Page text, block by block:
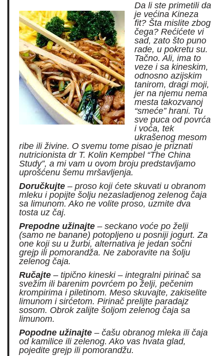
Da li ste primetili da
je većina Kineza
fit? Šta mislite zbog
čega? Rećićete vi
sad, zato što puno
rade, u pokretu su.
Tačno. Ali, ima to
veze i sa kineskim,
odnosno azijskim
tanirom, dragi moji,
jer na njemu nema
mesta takozvanoj
“smeće” hrani. Tu
sve puca od povrća
i voća, tek
ukrašenog mesom
ribe ili živine. O svemu tome pisao je priznati
nutricionista dr T. Kolin Kempbel “The China
Study”, a mi vam u ovom broju predstavljamo
uprošćenu šemu mršavljenja.
Doručkujte – proso koji ćete skuvati u obranom
mleku i popijte šolju nezasladjenog zelenog čaja
sa limunom. Ako ne volite proso, uzmite dva
tosta uz čaj.
Prepodne užinajte – seckano voće po želji
(samo ne banane) potopljeno u posniji jogurt. Za
one koji su u žurbi, alternativa je jedan sočni
grejp ili pomorandža. Ne zaboravite na šolju
zelenog čaja.
Ručajte – tipično kineski – integralni pirinač sa
svežim ili barenim povrćem po želji, pečenim
krompirima i piletinom. Meso skuvajte, zakiselite
limunom i sirćetom. Pirinač prelijte paradajz
sosom. Obrok zalijte šoljom zelenog čaja sa
limunom.
Popodne užinajte – čašu obranog mleka ili čaja
od kamilice ili zelenog. Ako vas hvata glad,
pojedite grejp ili pomorandžu.